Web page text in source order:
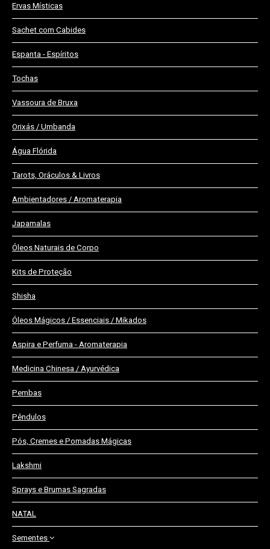
Ervas Místicas
Sachet com Cabides
Espanta - Espíritos
Tochas
Vassoura de Bruxa
Orixás / Umbanda
Água Flórida
Tarots, Oráculos & Livros
Ambientadores / Aromaterapia
Japamalas
Óleos Naturais de Corpo
Kits de Proteção
Shisha
Óleos Mágicos / Essenciais / Mikados
Aspira e Perfuma - Aromaterapia
Medicina Chinesa / Ayurvédica
Pembas
Pêndulos
Pós, Cremes e Pomadas Mágicas
Lakshmi
Sprays e Brumas Sagradas
NATAL
Sementes